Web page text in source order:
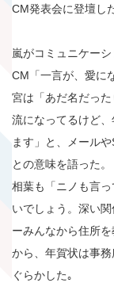
CM発表会に登壇し
嵐がコミュニケー
CM「一言が、愛に
宮は「あだ名だっ
流になってるけど
ます」と、メール
との意味を語った。
相葉も「ニノも言
いでしょう。深い
ーみんなから住所
から、年賀状は事
ぐらかした｡